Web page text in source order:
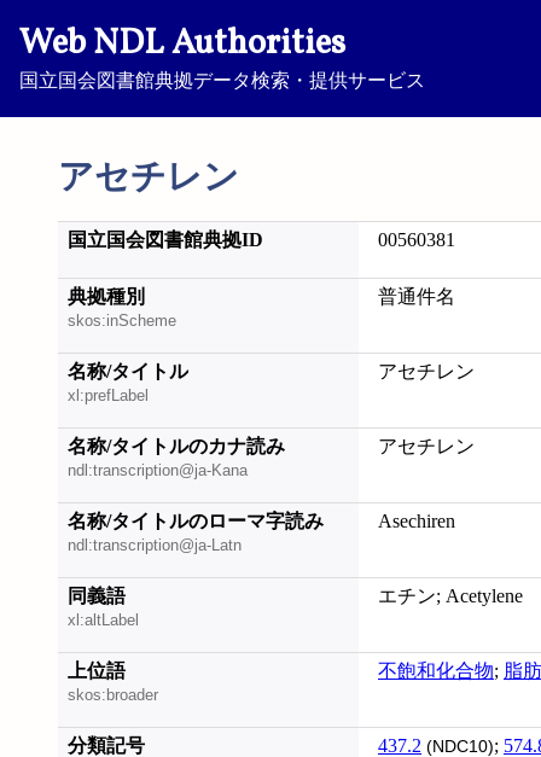
Web NDL Authorities
国立国会図書館典拠データ検索・提供サービス
アセチレン
国立国会図書館典拠ID 00560381
典拠種別
skos:inScheme
普通件名
名称/タイトル
xl:prefLabel
アセチレン
名称/タイトルのカナ読み
ndl:transcription@ja-Kana
アセチレン
名称/タイトルのローマ字読み
ndl:transcription@ja-Latn
Asechiren
同義語
xl:altLabel
エチン; Acetylene
上位語
skos:broader
不飽和化合物; 脂
分類記号 437.2 (NDC10);